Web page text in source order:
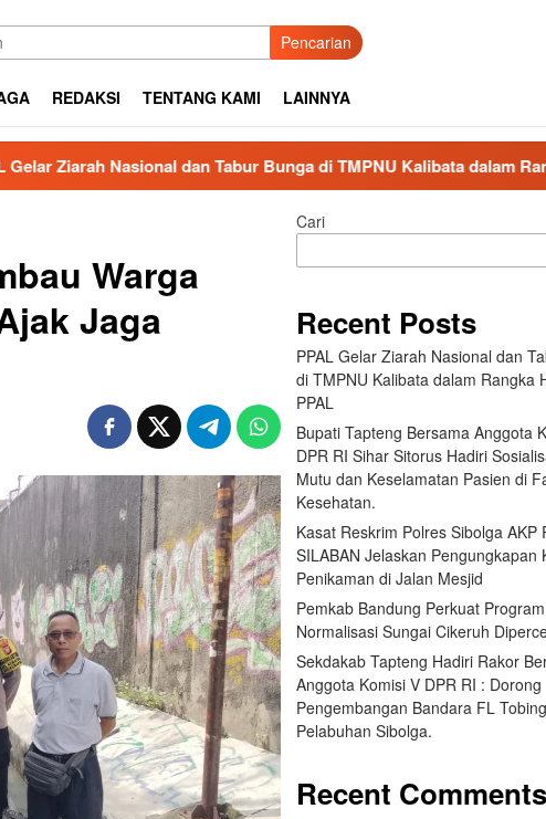
Pencarian
REDAKSI TENTANG KAMI LAINNYA
dan Tabur Bunga di TMPNU Kalibata dalam Rangka HUT Ke-
Warga
Jaga
Cari
Recent Posts
PPAL Gelar Ziarah Nasional dan
di TMPNU Kalibata dalam Rangka
PPAL
Bupati Tapteng Bersama Anggota
DPR RI Sihar Sitorus Hadiri
Mutu dan Keselamatan Pasien di
Kesehatan.
Kasat Reskrim Polres Sibolga AKP
SILABAN Jelaskan Pengungkapan
Penikaman di Jalan Mesjid
Pemkab Bandung Perkuat
Normalisasi Sungai Cikeruh
Sekdakab Tapteng Hadiri Rakor
Anggota Komisi V DPR RI : Dorong
Pengembangan Bandara FL
Pelabuhan Sibolga.
Recent Comments